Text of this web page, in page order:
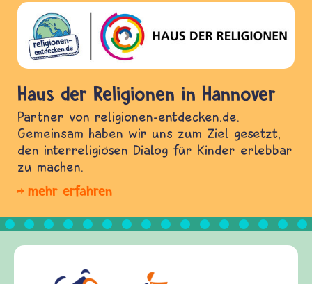
Haus der Religionen in Hannover
Partner von religionen-entdecken.de.
Gemeinsam haben wir uns zum Ziel gesetzt,
den interreligiösen Dialog für Kinder erlebbar
zu machen.
mehr erfahren